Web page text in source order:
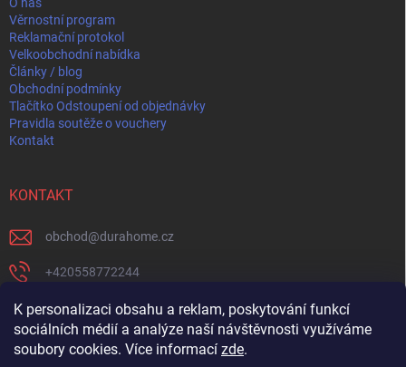
K personalizaci obsahu a reklam, poskytování funkcí
sociálních médií a analýze naší návštěvnosti využíváme
soubory cookies. Více informací zde.
O nás
Věrnostní program
Reklamační protokol
Velkoobchodní nabídka
Články / blog
Obchodní podmínky
Tlačítko Odstoupení od objednávky
Pravidla soutěže o vouchery
Kontakt
KONTAKT
obchod@durahome.cz
+420558772244
+420739204711
https://www.facebook.com/profile.php?id=61582274565237